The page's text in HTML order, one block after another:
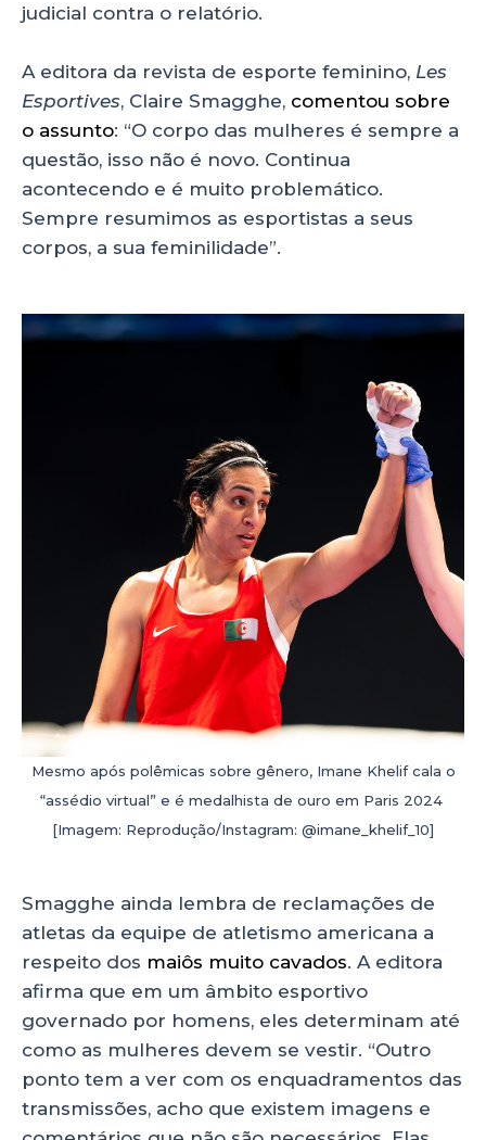
judicial contra o relatório.
A editora da revista de esporte feminino, Les
Esportives, Claire Smagghe, comentou sobre
o assunto: “O corpo das mulheres é sempre a
questão, isso não é novo. Continua
acontecendo e é muito problemático.
Sempre resumimos as esportistas a seus
corpos, a sua feminilidade”.
Mesmo após polêmicas sobre gênero, Imane Khelif cala o
“assédio virtual” e é medalhista de ouro em Paris 2024
[Imagem: Reprodução/Instagram: @imane_khelif_10]
Smagghe ainda lembra de reclamações de
atletas da equipe de atletismo americana a
respeito dos maiôs muito cavados. A editora
afirma que em um âmbito esportivo
governado por homens, eles determinam até
como as mulheres devem se vestir. “Outro
ponto tem a ver com os enquadramentos das
transmissões, acho que existem imagens e